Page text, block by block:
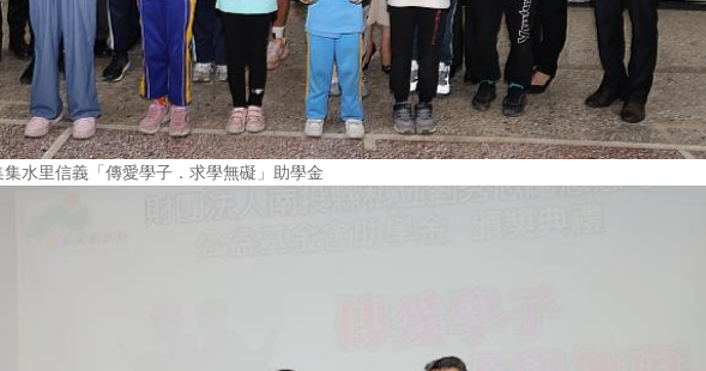
水里信義「傳愛學子．求學無礙」助學金